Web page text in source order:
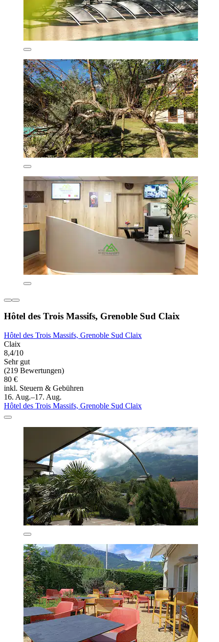
Hôtel des Trois Massifs, Grenoble Sud Claix
Hôtel des Trois Massifs, Grenoble Sud Claix
Claix
8,4/10
Sehr gut
(219 Bewertungen)
80 €
inkl. Steuern & Gebühren
16. Aug.–17. Aug.
Hôtel des Trois Massifs, Grenoble Sud Claix